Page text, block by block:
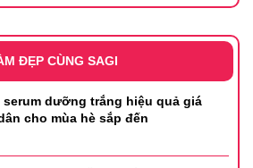
ĐẸP CÙNG SAGI
serum dưỡng trắng hiệu quả giá
cho mùa hè sắp đến